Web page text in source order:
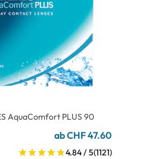
AquaComfort PLUS 90
ab CHF 47.60
4.84 / 5(1121)